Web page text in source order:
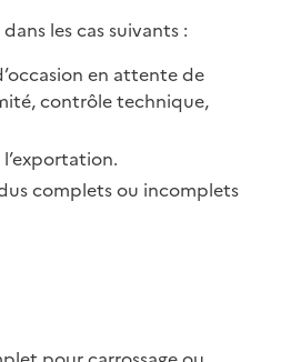
les cas suivants :
en attente de
contrôle technique,
complets ou incomplets